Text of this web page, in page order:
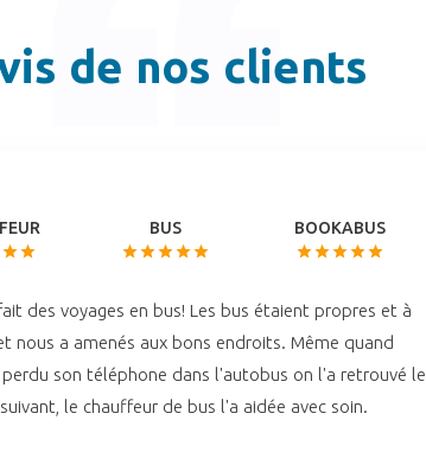
de nos clients
BUS BOOKABUS
des voyages en bus! Les bus étaient propres et à
nous a amenés aux bons endroits. Même quand
son téléphone dans l'autobus on l'a retrouvé le
le chauffeur de bus l'a aidée avec soin.